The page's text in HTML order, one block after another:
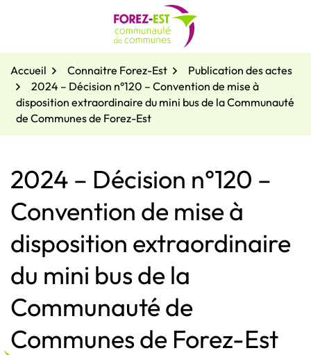
Accueil
Connaitre Forez-Est
Publication des actes
2024 – Décision n°120 – Convention de mise à
disposition extraordinaire du mini bus de la Communauté
de Communes de Forez-Est
2024 – Décision n°120 –
Convention de mise à
disposition extraordinaire
du mini bus de la
Communauté de
Communes de Forez-Est